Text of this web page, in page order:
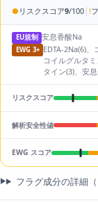
● リスクスコア9/100 | !
EU規制 安息香酸Na
EWG 3+ EDTA-2Na(6)
コイルグルタ
タイン(3)、安
リスクスコア
解析安全性値
EWG スコア
フラグ成分の詳細（